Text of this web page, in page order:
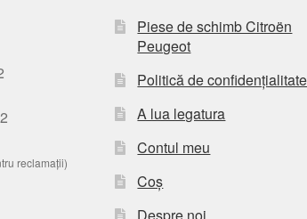
reclamații)
Piese de schimb Citroën
Peugeot
Politică de confidențialitate
A lua legatura
Contul meu
Coș
Despre noi